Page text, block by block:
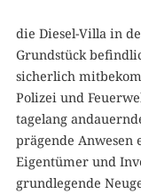
die Diesel-Villa in
Grundstück
sicherlich
Polizei und
tagelang
prägende Anwesen
Eigentümer und
grundlegende